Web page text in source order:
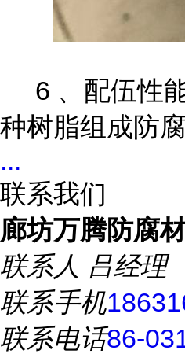
6 、配伍性
种树脂组成防腐
...
联系我们
廊坊万腾防腐
联系人 吕经理
联系手机
联系电话86-